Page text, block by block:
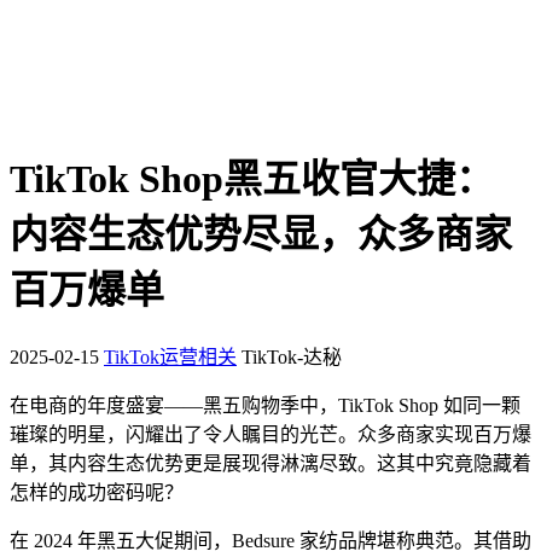
TikTok Shop黑五收官大捷：
内容生态优势尽显，众多商家
百万爆单
2025-02-15 TikTok运营相关 TikTok-达秘
在电商的年度盛宴——黑五购物季中，TikTok Shop 如同一颗
璀璨的明星，闪耀出了令人瞩目的光芒。众多商家实现百万爆
单，其内容生态优势更是展现得淋漓尽致。这其中究竟隐藏着
怎样的成功密码呢？
在 2024 年黑五大促期间，Bedsure 家纺品牌堪称典范。其借助